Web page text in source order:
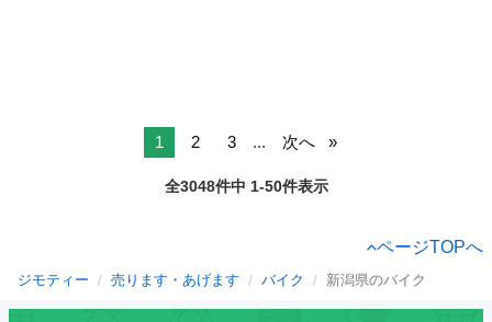
1 2 3 ... 次へ
全3048件中 1-50件表示
ページTOPへ
ジモティー 売ります・あげます バイク 新潟県のバイク